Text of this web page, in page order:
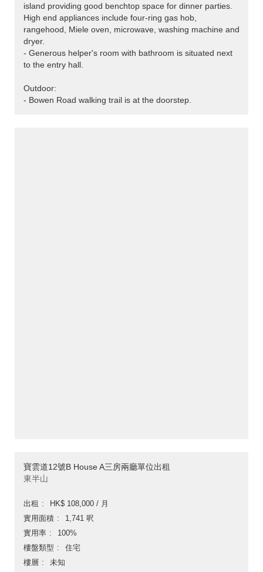
island providing good benchtop space for dinner parties.
High end appliances include four-ring gas hob,
rangehood, Miele oven, microwave, washing machine and
dryer.
- Generous helper's room with bathroom is situated next
to the entry hall.
Outdoor:
- Bowen Road walking trail is at the doorstep.
寶雲道12號B House A三房兩廳單位出租
東半山
出租
HK$ 108,000 / 月
實用面積
1,741 呎
實用率
100%
樓盤類型
住宅
樓層
未知